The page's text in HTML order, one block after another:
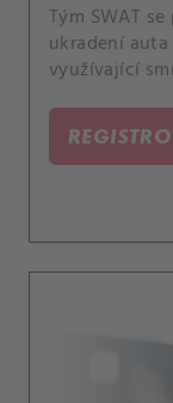
Tým SWAT
ukradení
využívající
krok, aby
kamaráda z
Mumforda tíží